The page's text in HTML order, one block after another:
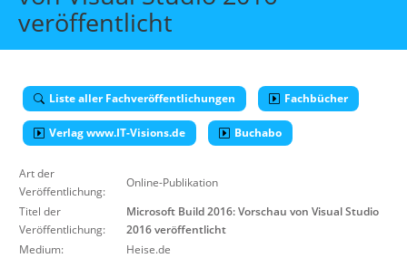
Beratung
Wissen
Über uns
Suche
veröffentlicht
Liste aller Fachveröffentlichungen Fachbücher
Verlag www.IT-Visions.de Buchabo
Art der
Veröffentlichung:
Online-Publikation
Titel der
Veröffentlichung:
Microsoft Build 2016: Vorschau von Visual Studio
2016 veröffentlicht
Medium:
Heise.de